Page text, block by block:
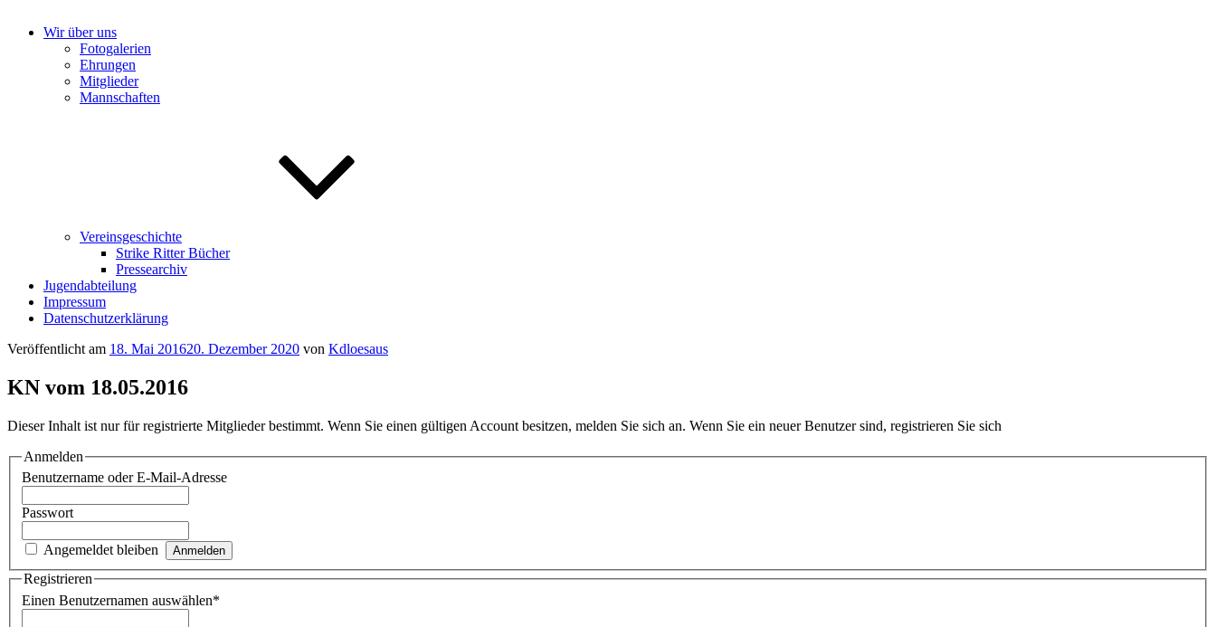
Wir über uns
Fotogalerien
Ehrungen
Mitglieder
Mannschaften
Vereinsgeschichte
Strike Ritter Bücher
Pressearchiv
Jugendabteilung
Impressum
Datenschutzerklärung
Veröffentlicht am 18. Mai 201620. Dezember 2020 von Kdloesaus
KN vom 18.05.2016
Dieser Inhalt ist nur für registrierte Mitglieder bestimmt. Wenn Sie einen gültigen Account besitzen, melden Sie sich an. Wenn Sie ein neuer Benutzer sind, registrieren Sie sich
Anmelden
Benutzername oder E-Mail-Adresse
Passwort
Angemeldet bleiben
Registrieren
Einen Benutzernamen auswählen*